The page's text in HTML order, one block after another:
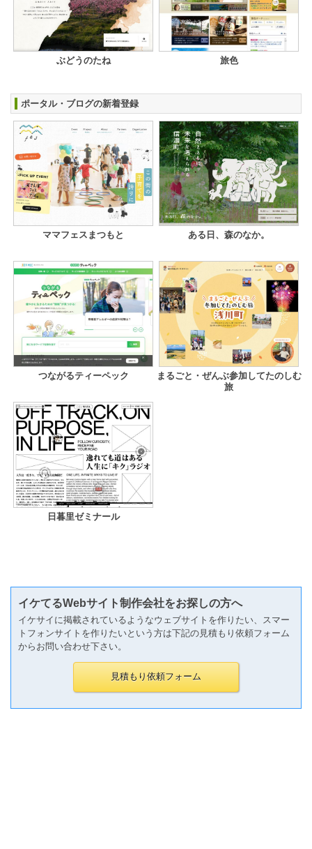
ぶどうのたね 旅色
ポータル・ブログの新着登録
ママフェスまつもと ある日、森のなか。
つながるティーペック
まるごと・ぜんぶ参加してたのしむ
旅
日暮里ゼミナール
イケてるWebサイト制作会社をお探しの方へ
イケサイに掲載されているようなウェブサイトを作りたい、スマー
トフォンサイトを作りたいという方は下記の見積もり依頼フォーム
からお問い合わせ下さい。